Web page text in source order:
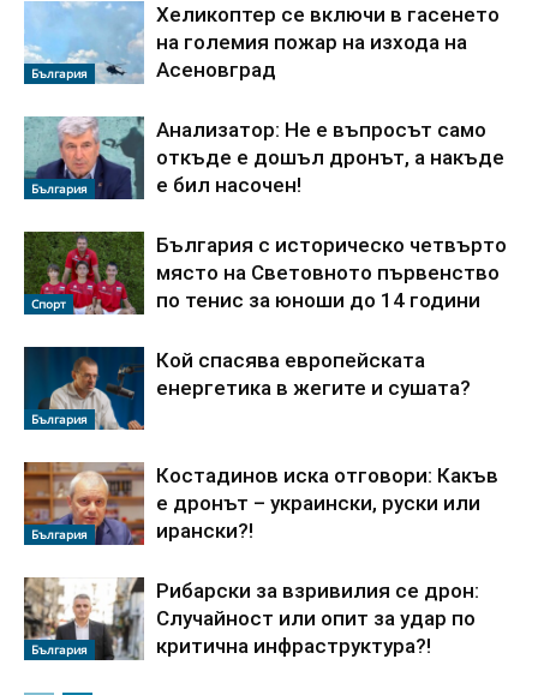
България
Хеликоптер се включи в гасенето
на големия пожар на изхода на
Асеновград
България
Анализатор: Не е въпросът само
откъде е дошъл дронът, а накъде
е бил насочен!
Спорт
България с историческо четвърто
място на Световното първенство
по тенис за юноши до 14 години
България
Кой спасява европейската
енергетика в жегите и сушата?
България
Костадинов иска отговори: Какъв
е дронът – украински, руски или
ирански?!
България
Рибарски за взривилия се дрон:
Случайност или опит за удар по
критична инфраструктура?!